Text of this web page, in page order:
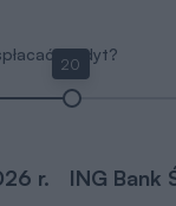
kredyt?
20
r. ING Bank